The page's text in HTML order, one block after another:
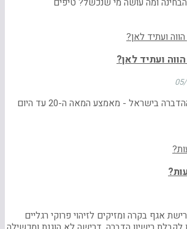
ועתיד לאן?
ההיסטוריה של קורסי ההדברה בישראל - מאמצע המאה ה-20 עד היום
אגף בקרה ומזיקים לזיהוי פרוקי רגליים